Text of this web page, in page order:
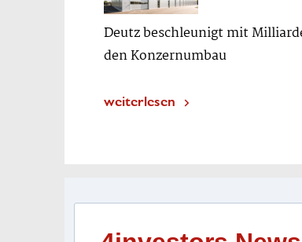
Deutz beschleunigt mit
den Konzernumbau
weiterlesen